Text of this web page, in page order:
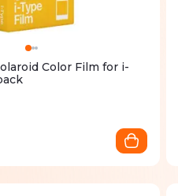
Color Film for i-